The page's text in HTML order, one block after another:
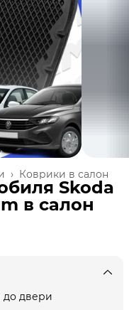
Коврики в салон
›
Skoda
в cалон
до двери